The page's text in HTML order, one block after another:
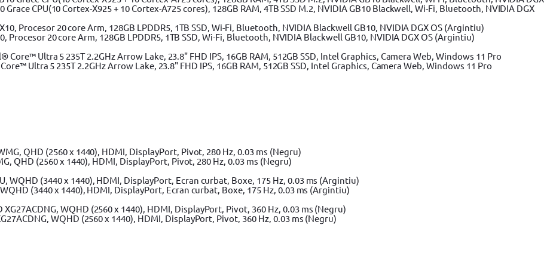
CPU(10 Cortex-X925 + 10 Cortex-A725 cores), 128GB RAM, 4TB SSD M.2, NVIDIA GB10 Blackwell, Wi-Fi, Bluetooth, NVIDIA DGX
Procesor 20 core Arm, 128GB LPDDR5, 1TB SSD, Wi-Fi, Bluetooth, NVIDIA Blackwell GB10, NVIDIA DGX OS (Argintiu)
Ultra 5 235T 2.2GHz Arrow Lake, 23.8" FHD IPS, 16GB RAM, 512GB SSD, Intel Graphics, Camera Web, Windows 11 Pro
QHD (2560 x 1440), HDMI, DisplayPort, Pivot, 280 Hz, 0.03 ms (Negru)
(3440 x 1440), HDMI, DisplayPort, Ecran curbat, Boxe, 175 Hz, 0.03 ms (Argintiu)
WQHD (2560 x 1440), HDMI, DisplayPort, Pivot, 360 Hz, 0.03 ms (Negru)
iarba MakitaMotocultoareDrujbeDrujbe MakitaDrujbe YATOMotocositoareMotocositoare BOSCH
Motosape si MotocultoareAccesorii Motosape si Motocultoare HyundaiMotoburghiu pamant & accesorii